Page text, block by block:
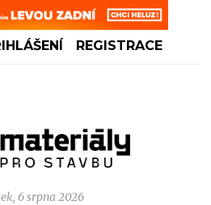
REGISTRACE
6 srpna 2026